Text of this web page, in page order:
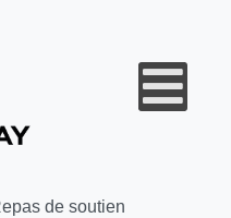
de soutien